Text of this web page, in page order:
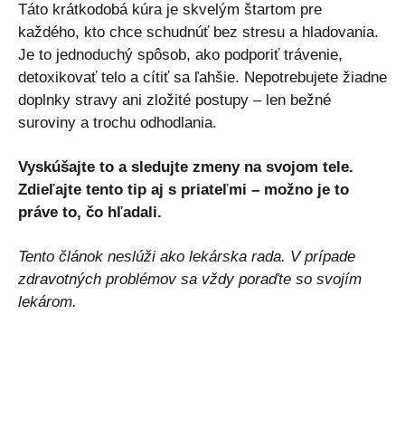
Táto krátkodobá kúra je skvelým štartom pre
každého, kto chce schudnúť bez stresu a hladovania.
Je to jednoduchý spôsob, ako podporiť trávenie,
detoxikovať telo a cítiť sa ľahšie. Nepotrebujete žiadne
doplnky stravy ani zložité postupy – len bežné
suroviny a trochu odhodlania.
Vyskúšajte to a sledujte zmeny na svojom tele.
Zdieľajte tento tip aj s priateľmi – možno je to
práve to, čo hľadali.
Tento článok neslúži ako lekárska rada. V prípade
zdravotných problémov sa vždy poraďte so svojím
lekárom.